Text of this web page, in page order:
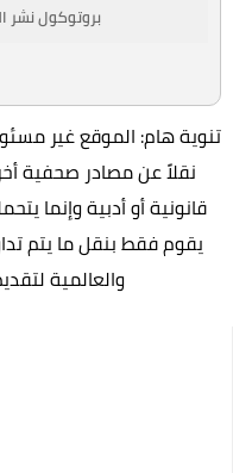
بروتوكول نشر
تنوية هام: الموقع غير
نقلاً عن مصادر صحفية
قانونية أو أدبية وإنما
يقوم فقط بنقل ما يتم
والعالمية